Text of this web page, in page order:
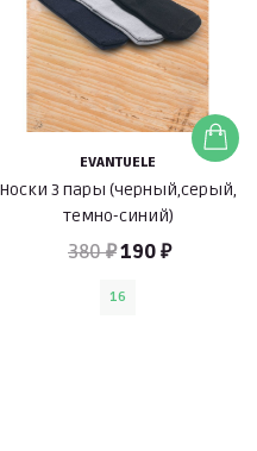
EVANTUELE
Носки 3 пары (черный,серый,
темно-синий)
380 ₽190 ₽
16